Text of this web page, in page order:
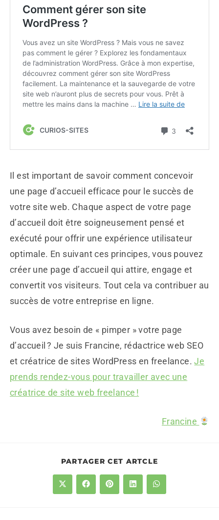
Il est important de savoir comment concevoir
une page d’accueil efficace pour le succès de
votre site web. Chaque aspect de votre page
d’accueil doit être soigneusement pensé et
exécuté pour offrir une expérience utilisateur
optimale. En suivant ces principes, vous pouvez
créer une page d’accueil qui attire, engage et
convertit vos visiteurs. Tout cela va contribuer au
succès de votre entreprise en ligne.
Vous avez besoin de « pimper » votre page
d’accueil ? Je suis Francine, rédactrice web SEO
et créatrice de sites WordPress en freelance.Je
prends rendez-vous pour travailler avec une
créatrice de site web freelance !
Francine
PARTAGER CET ARTCLE